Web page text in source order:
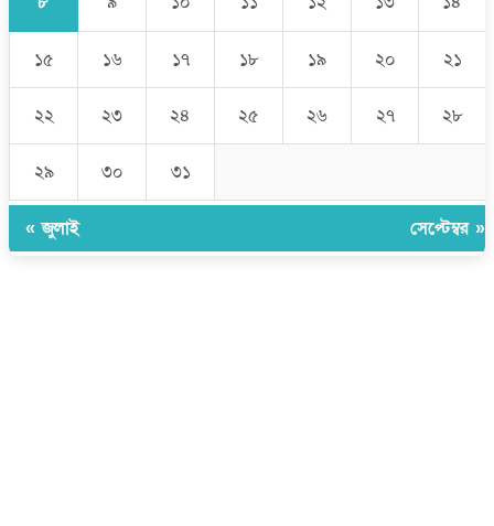
১৫ ১৬ ১৭ ১৮ ১৯ ২০ ২১
২২ ২৩ ২৪ ২৫ ২৬ ২৭ ২৮
২৯ ৩০ ৩১
« জুলাই সেপ্টেম্বর »